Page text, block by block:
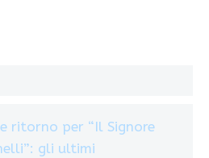
ritorno per “Il Signore
gli ultimi